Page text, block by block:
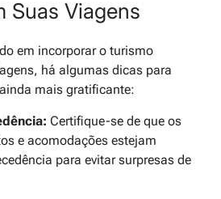
Suas Viagens
em incorporar o turismo
há algumas dicas para
mais gratificante:
Certifique-se de que os
e acomodações estejam
para evitar surpresas de